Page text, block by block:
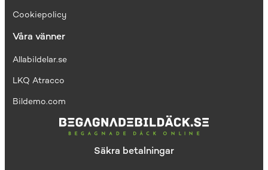
Cookiepolicy
Våra vänner
Allabildelar.se
LKQ Atracco
Bildemo.com
Säkra betalningar